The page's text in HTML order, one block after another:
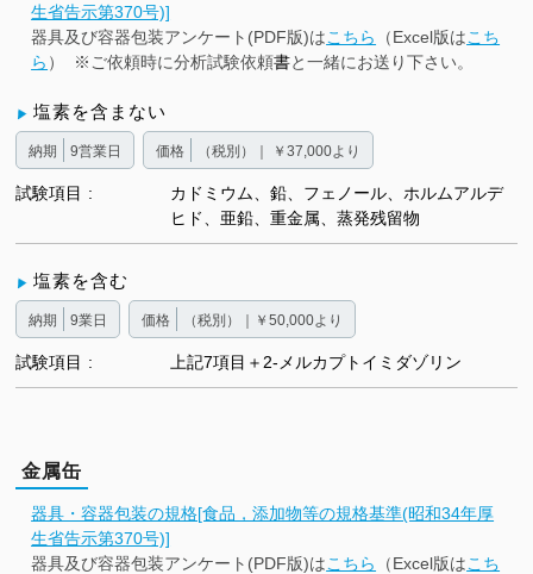
生省告示第370号)]
器具及び容器包装アンケート(PDF版)はこちら （Excel版はこち
ら ） ※ご依頼時に分析試験依頼書と一緒にお送り下さい。
塩素を含まない
納期 9営業日 価格 （税別）｜ ￥37,000より
試験項目
カドミウム、鉛、フェノール、ホルムアルデ
ヒド、亜鉛、重金属、蒸発残留物
塩素を含む
納期 9業日 価格 （税別）｜￥50,000より
試験項目 上記7項目＋2-メルカプトイミダゾリン
金属缶
器具・容器包装の規格[食品，添加物等の規格基準(昭和34年厚
生省告示第370号)]
器具及び容器包装アンケート(PDF版)はこちら （Excel版はこち